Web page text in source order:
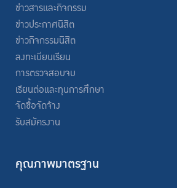
ข่าวสารและกิจกรรม
ข่าวประกาศนิสิต
ข่าวกิจกรรมนิสิต
ลงทะเบียนเรียน
การตรวจสอบจบ
เรียนต่อและทุนการศึกษา
จัดซื้อจัดจ้าง
รับสมัครงาน
คุณภาพมาตรฐาน